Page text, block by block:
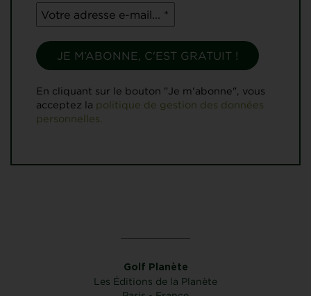
En cliquant sur le bouton "Je m'abonne", vous
acceptez la politique de gestion des données
personnelles.
Golf Planète
Les Éditions de la Planète